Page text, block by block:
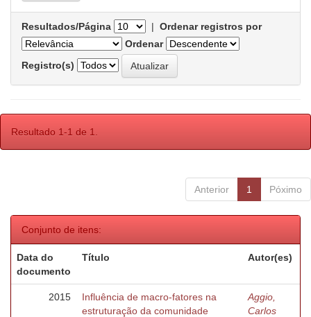
Resultados/Página | Ordenar registros por
Ordenar
Registro(s)
Resultado 1-1 de 1.
Anterior 1 Póximo
Conjunto de itens:
Data do
documento
Título Autor(es)
2015
Influência de macro-fatores na
estruturação da comunidade
Aggio,
Carlos